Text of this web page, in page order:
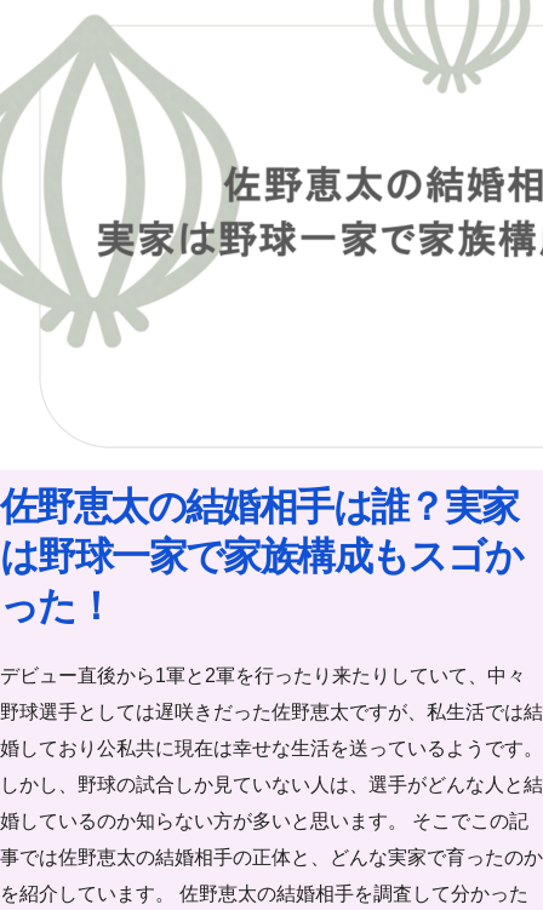
佐野恵太の結婚相手は誰？実家
は野球一家で家族構成もスゴか
った！
デビュー直後から1軍と2軍を行ったり来たりしていて、中々
野球選手としては遅咲きだった佐野恵太ですが、私生活では結
婚しており公私共に現在は幸せな生活を送っているようです。
しかし、野球の試合しか見ていない人は、選手がどんな人と結
婚しているのか知らない方が多いと思います。 そこでこの記
事では佐野恵太の結婚相手の正体と、どんな実家で育ったのか
を紹介しています。 佐野恵太の結婚相手を調査して分かった